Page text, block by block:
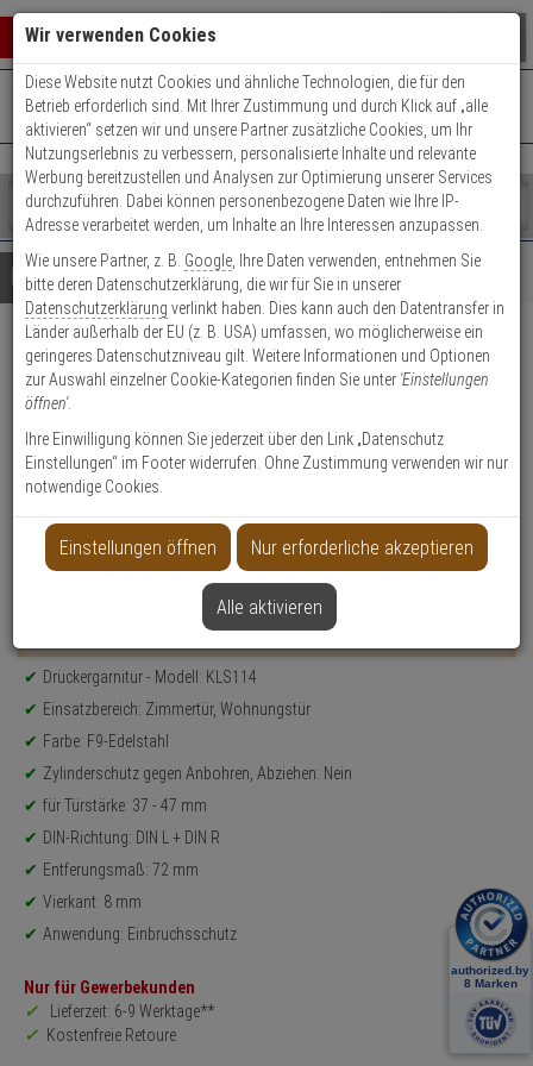
Warenkorb schließen
0 ARTIKEL IM WARENKORB
Ihr Warenkorb ist momentan leer.
Ergebnisse ()
Fertig
Shop
durchsuchen
Bitte
geben
Sie
mindestens
Zeichen
ein,
um
Suche
Es
wurde
noch
Kategorien
Suche
gestartet
+49 (0)821 899 493-0Mo. - Do.: 8:00 - 16:30 | Fr.: 8:00 - 14:00 Uhr
Kontaktservice nutzen
Details Beratung
Abus KLS114 F9 EK
Türschutzbeschlag DG, Edelstahl
Produktmerkmale
Datenblatt drucken
Weitere Varianten...
Produktinformationen
Drückergarnitur - Modell: KLS114
Einsatzbereich: Zimmertür, Wohnungstür
Farbe: F9-Edelstahl
Zylinderschutz gegen Anbohren, Abziehen: Nein
für Türstärke: 37 - 47 mm
DIN-Richtung: DIN L + DIN R
Entferungsmaß: 72 mm
Vierkant: 8 mm
Anwendung: Einbruchsschutz
Nur für Gewerbekunden
Lieferzeit: 6-9 Werktage**
Kostenfreie Retoure
Wir verwenden Cookies
Diese Website nutzt Cookies und ähnliche Technologien, die für den
Betrieb erforderlich sind. Mit Ihrer Zustimmung und durch Klick auf „alle
aktivieren“ setzen wir und unsere Partner zusätzliche Cookies, um Ihr
Nutzungserlebnis zu verbessern, personalisierte Inhalte und relevante
Werbung bereitzustellen und Analysen zur Optimierung unserer Services
durchzuführen. Dabei können personenbezogene Daten wie Ihre IP-
Adresse verarbeitet werden, um Inhalte an Ihre Interessen anzupassen.
Wie unsere Partner, z. B. Google , Ihre Daten verwenden, entnehmen Sie
bitte deren Datenschutzerklärung, die wir für Sie in unserer
Datenschutzerklärung verlinkt haben. Dies kann auch den Datentransfer in
Länder außerhalb der EU (z. B. USA) umfassen, wo möglicherweise ein
geringeres Datenschutzniveau gilt. Weitere Informationen und Optionen
zur Auswahl einzelner Cookie-Kategorien finden Sie unter 'Einstellungen
öffnen'.
Ihre Einwilligung können Sie jederzeit über den Link „Datenschutz
Einstellungen“ im Footer widerrufen. Ohne Zustimmung verwenden wir nur
notwendige Cookies.
Einstellungen öffnen Nur erforderliche akzeptieren
Alle aktivieren